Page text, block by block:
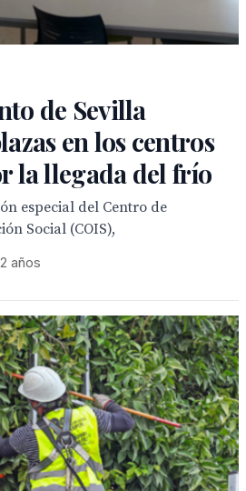
de Sevilla
en los centros
la llegada del frío
especial del Centro de
Social (COIS),
años